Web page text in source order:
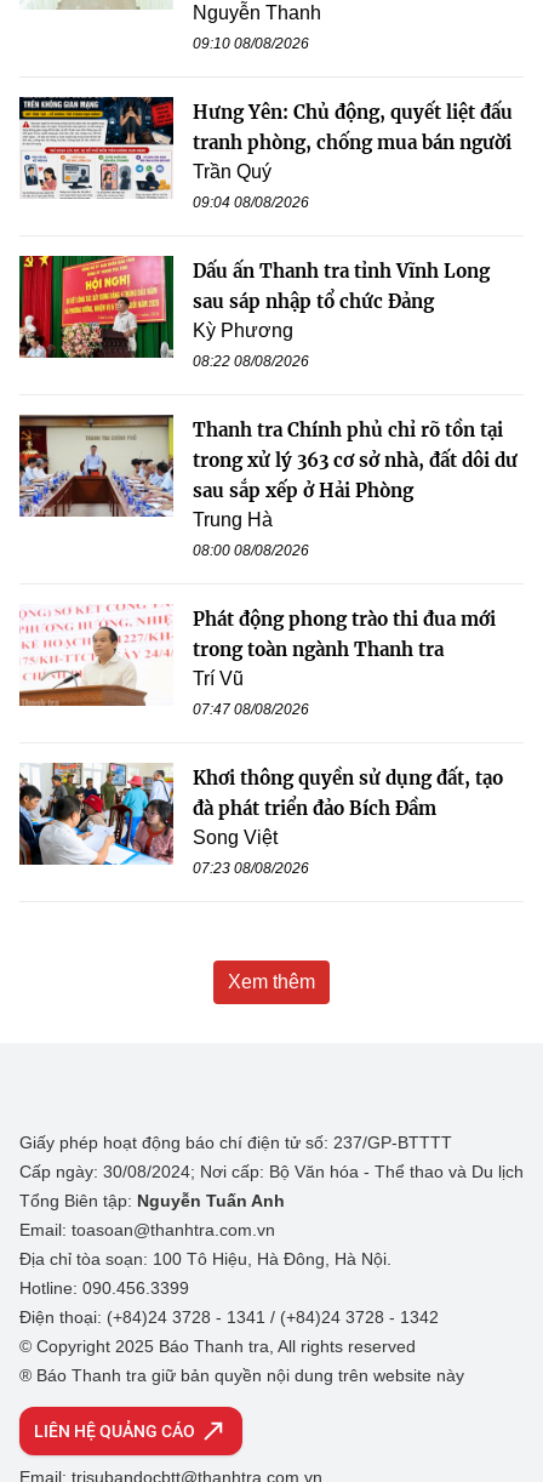
Nguyễn Thanh
09:10 08/08/2026
Hưng Yên: Chủ động, quyết liệt đấu
tranh phòng, chống mua bán người
Trần Quý
09:04 08/08/2026
Dấu ấn Thanh tra tỉnh Vĩnh Long
sau sáp nhập tổ chức Đảng
Kỳ Phương
08:22 08/08/2026
Thanh tra Chính phủ chỉ rõ tồn tại
trong xử lý 363 cơ sở nhà, đất dôi dư
sau sắp xếp ở Hải Phòng
Trung Hà
08:00 08/08/2026
Phát động phong trào thi đua mới
trong toàn ngành Thanh tra
Trí Vũ
07:47 08/08/2026
Khơi thông quyền sử dụng đất, tạo
đà phát triển đảo Bích Đầm
Song Việt
07:23 08/08/2026
Xem thêm
Giấy phép hoạt động báo chí điện tử số: 237/GP-BTTTT
Cấp ngày: 30/08/2024; Nơi cấp: Bộ Văn hóa - Thể thao và Du lịch
Tổng Biên tập: Nguyễn Tuấn Anh
Email: toasoan@thanhtra.com.vn
Địa chỉ tòa soạn: 100 Tô Hiệu, Hà Đông, Hà Nội.
Hotline: 090.456.3399
Điện thoại: (+84)24 3728 - 1341 / (+84)24 3728 - 1342
© Copyright 2025 Báo Thanh tra, All rights reserved
® Báo Thanh tra giữ bản quyền nội dung trên website này
LIÊN HỆ QUẢNG CÁO
Email: trisubandocbtt@thanhtra.com.vn